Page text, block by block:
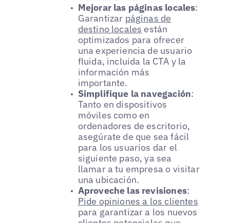
Mejorar las páginas locales:
Garantizar páginas de
destino locales están
optimizados para ofrecer
una experiencia de usuario
fluida, incluida la CTA y la
información más
importante.
Simplifique la navegación:
Tanto en dispositivos
móviles como en
ordenadores de escritorio,
asegúrate de que sea fácil
para los usuarios dar el
siguiente paso, ya sea
llamar a tu empresa o visitar
una ubicación.
Aproveche las revisiones:
Pide opiniones a los clientes
para garantizar a los nuevos